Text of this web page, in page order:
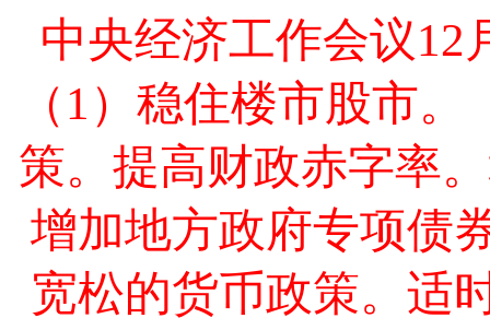
中央经济工作会议12
（1）稳住楼市股市
策。提高财政赤字率
增加地方政府专项债
宽松的货币政策。适